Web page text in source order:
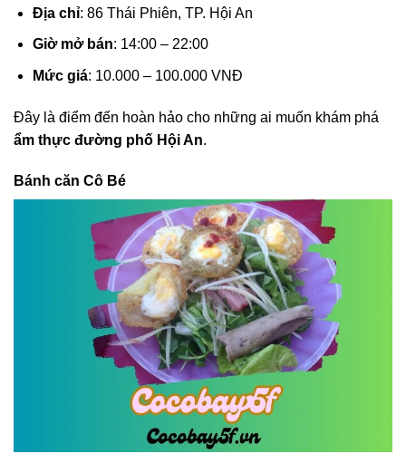
Địa chỉ: 86 Thái Phiên, TP. Hội An
Giờ mở bán: 14:00 – 22:00
Mức giá: 10.000 – 100.000 VNĐ
Đây là điểm đến hoàn hảo cho những ai muốn khám phá
ẩm thực đường phố Hội An.
Bánh căn Cô Bé